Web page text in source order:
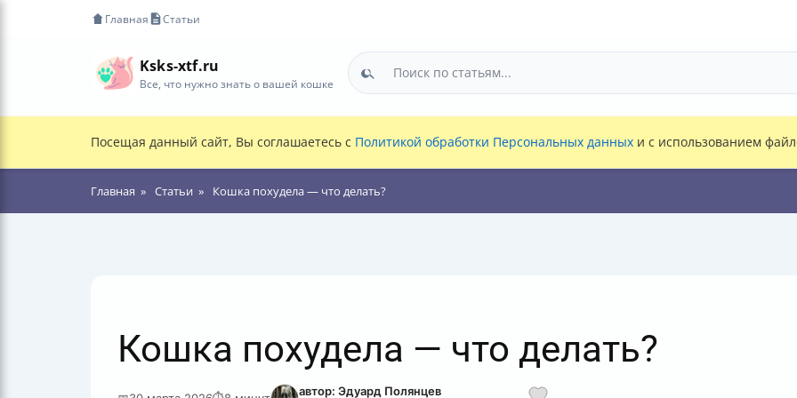
Главная Статьи
Ksks-xtf.ru
Все, что нужно знать о вашей кошке
Посещая данный сайт, Вы соглашаетесь с Политикой обработки Персональных данных и с использованием
Главная Статьи Кошка похудела — что делать?
Кошка похудела — что делать?
автор: Эдуард Полянцев